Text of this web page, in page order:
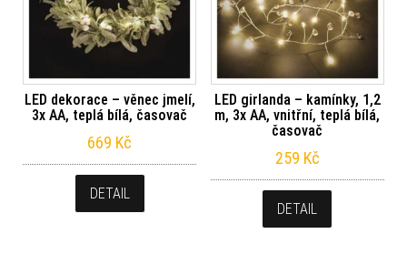
LED dekorace – věnec jmelí,
3x AA, teplá bílá, časovač
669 Kč
DETAIL
LED girlanda – kamínky, 1,2
m, 3x AA, vnitřní, teplá bílá,
časovač
259 Kč
DETAIL